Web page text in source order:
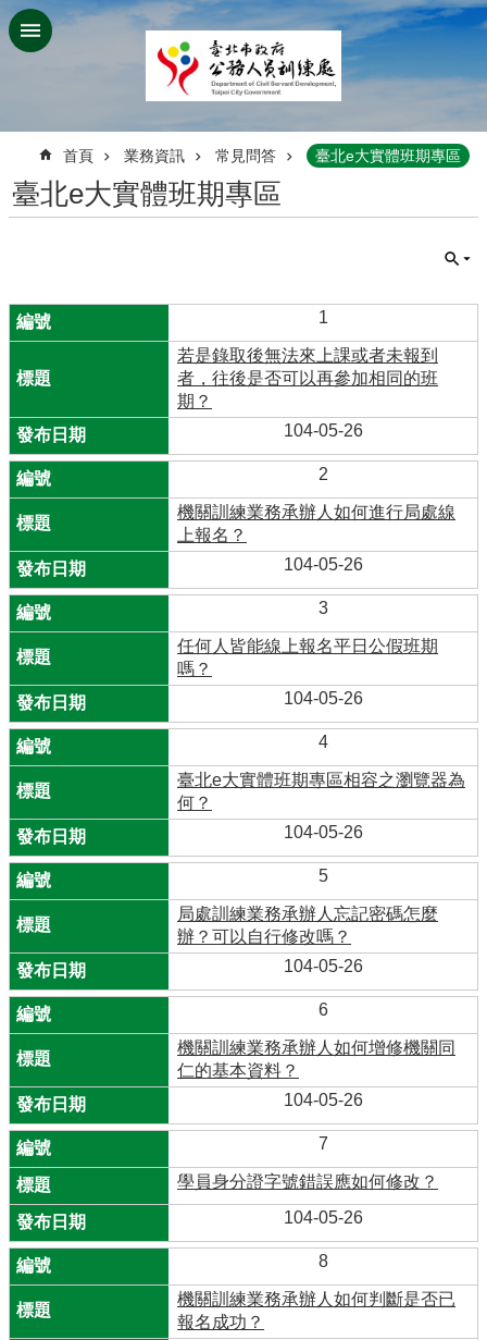
跳到主要內容區塊
首頁 業務資訊 常見問答 臺北e大實體班期專區
臺北e大實體班期專區
1
若是錄取後無法來上課或者未報到
者，往後是否可以再參加相同的班
期？
104-05-26
2
機關訓練業務承辦人如何進行局處線
上報名？
104-05-26
3
任何人皆能線上報名平日公假班期
嗎？
104-05-26
4
臺北e大實體班期專區相容之瀏覽器為
何？
104-05-26
5
局處訓練業務承辦人忘記密碼怎麼
辦？可以自行修改嗎？
104-05-26
6
機關訓練業務承辦人如何增修機關同
仁的基本資料？
104-05-26
7
學員身分證字號錯誤應如何修改？
104-05-26
8
機關訓練業務承辦人如何判斷是否已
報名成功？